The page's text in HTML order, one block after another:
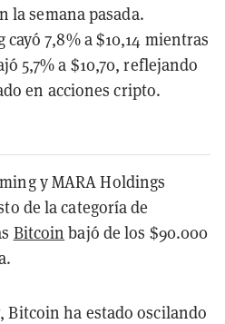
la semana pasada.
7,8% a $10,14 mientras
5,7% a $10,70, reflejando
en acciones cripto.
y MARA Holdings
de la categoría de
Bitcoin bajó de los $90.000
Bitcoin ha estado oscilando